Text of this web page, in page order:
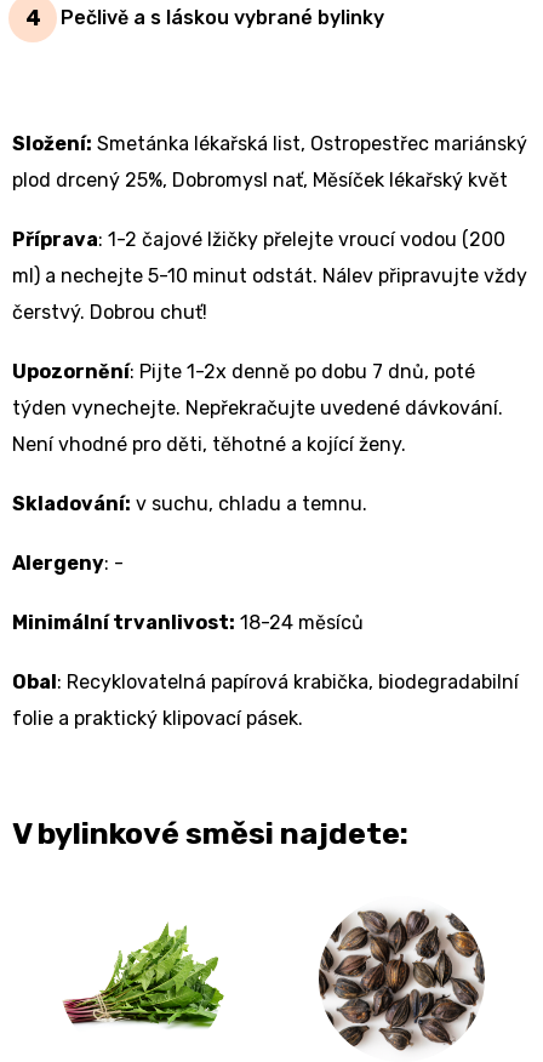
Pečlivě a s láskou vybrané bylinky
Složení: Smetánka lékařská list, Ostropestřec mariánský
plod drcený 25%, Dobromysl nať, Měsíček lékařský květ
Příprava: 1-2 čajové lžičky přelejte vroucí vodou (200
ml) a nechejte 5-10 minut odstát. Nálev připravujte vždy
čerstvý. Dobrou chuť!
Upozornění: Pijte 1-2x denně po dobu 7 dnů, poté
týden vynechejte. Nepřekračujte uvedené dávkování.
Není vhodné pro děti, těhotné a kojící ženy.
Skladování: v suchu, chladu a temnu.
Alergeny: -
Minimální trvanlivost: 18-24 měsíců
Obal: Recyklovatelná papírová krabička, biodegradabilní
folie a praktický klipovací pásek.
V bylinkové směsi najdete: